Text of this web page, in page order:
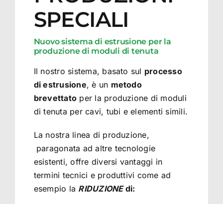
SPECIALI
Nuovo sistema di estrusione per la
produzione di moduli di tenuta
Il nostro sistema, basato sul processo
di estrusione, è un metodo
brevettato per la produzione di moduli
di tenuta per cavi, tubi e elementi simili.
La nostra linea di produzione,
paragonata ad altre tecnologie
esistenti, offre diversi vantaggi in
termini tecnici e produttivi come ad
esempio la RIDUZIONEdi: